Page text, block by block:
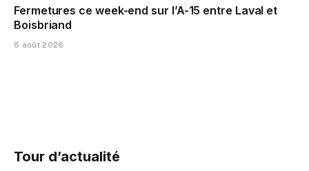
Fermetures ce week-end sur l’A-15 entre Laval et
Boisbriand
6 août 2026
Tour d’actualité